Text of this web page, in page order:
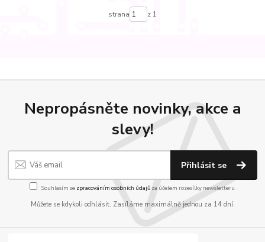
strana z 1
Nepropásněte novinky, akce a
slevy!
Přihlásit se
Souhlasím se zpracováním osobních údajůza účelem rozesílky newsletteru.
Můžete se kdykoli odhlásit. Zasíláme maximálně jednou za 14 dní.